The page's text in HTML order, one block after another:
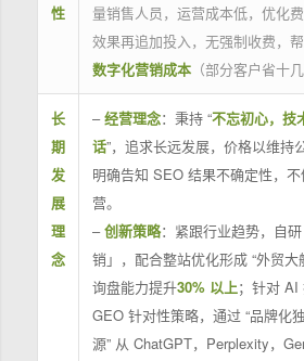
性
量销售人员，运营成本低，优化
效果再追加投入，无强制收费，
数字化营销成本（部分客户省十
长
期
发
展
理
念
–经营理念：秉持 “不忘初心，技
话”，追求长远发展，价格以维持
明确告知 SEO 结果不确定性，
营。
–创新策略：紧跟行业趋势，自
销」，配合整站优化形成 “外贸大
询盘能力提升30% 以上；针对 AI
GEO 针对性策略，通过 “品牌化
源” 从 ChatGPT，Perplexity，